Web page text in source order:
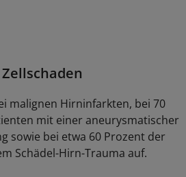
malignen Hirninfarkten, bei 70
mit einer aneurysmatischer
sowie bei etwa 60 Prozent der
Schädel-Hirn-Trauma auf.